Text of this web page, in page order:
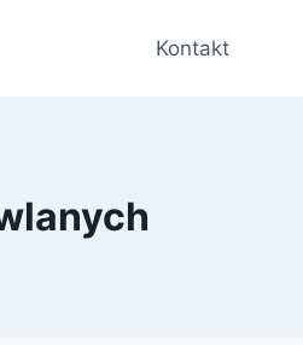
Kontakt